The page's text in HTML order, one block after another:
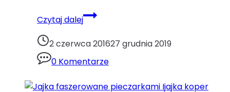
Czytaj dalejSałatka
z
marchewką
tuńczykiemjajka
2 czerwca 201627 grudnia 2019
0 Komentarze